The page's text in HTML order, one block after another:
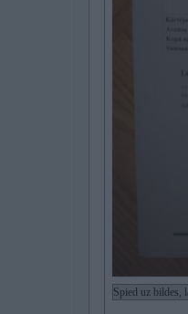
Spied uz bildes,